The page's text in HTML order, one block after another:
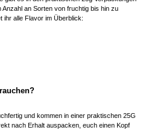
an Sorten von fruchtig bis hin zu
ihr alle Flavor im Überblick:
und kommen in einer praktischen 25G
nach Erhalt auspacken, euch einen Kopf